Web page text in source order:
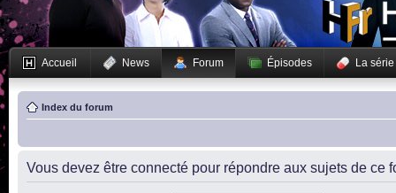
Accueil News Forum Épisodes La série
Index du forum
Vous devez être connecté pour répondre aux sujets de ce